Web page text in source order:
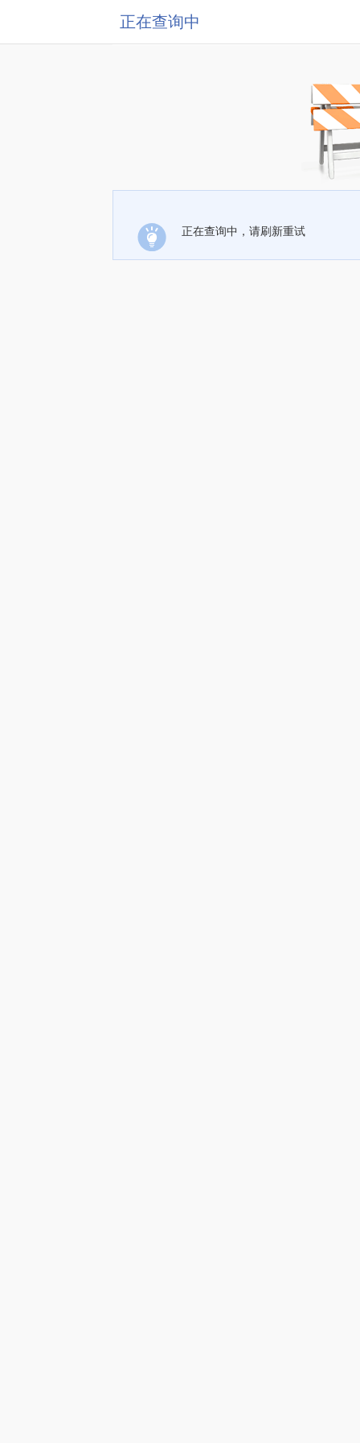
正在查询中
正在查询中，请刷新重试